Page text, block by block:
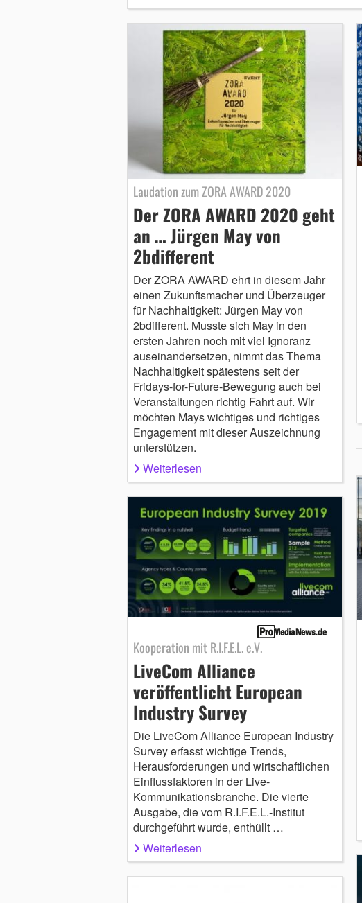
Laudation zum ZORA AWARD 2020
Der ZORA AWARD 2020 geht
an … Jürgen May von
2bdifferent
Der ZORA AWARD ehrt in diesem Jahr
einen Zukunftsmacher und Überzeuger
für Nachhaltigkeit: Jürgen May von
2bdifferent. Musste sich May in den
ersten Jahren noch mit viel Ignoranz
auseinandersetzen, nimmt das Thema
Nachhaltigkeit spätestens seit der
Fridays-for-Future-Bewegung auch bei
Veranstaltungen richtig Fahrt auf. Wir
möchten Mays wichtiges und richtiges
Engagement mit dieser Auszeichnung
unterstützen.
Weiterlesen
Kooperation mit R.I.F.E.L. e.V.
LiveCom Alliance
veröffentlicht European
Industry Survey
Die LiveCom Alliance European Industry
Survey erfasst wichtige Trends,
Herausforderungen und wirtschaftlichen
Einflussfaktoren in der Live-
Kommunikationsbranche. Die vierte
Ausgabe, die vom R.I.F.E.L.-Institut
durchgeführt wurde, enthüllt …
Weiterlesen